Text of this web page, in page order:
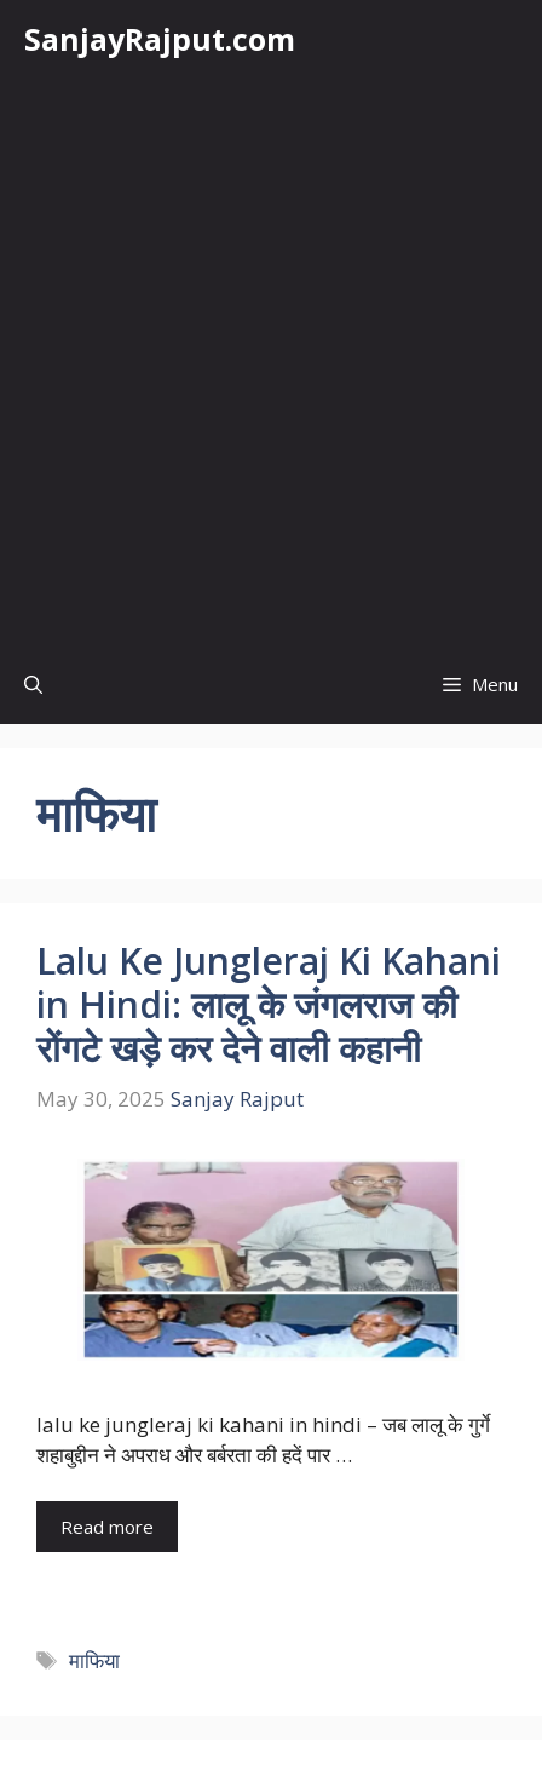
SanjayRajput.com
Menu
माफिया
Lalu Ke Jungleraj Ki Kahani
in Hindi: लालू के जंगलराज की
रोंगटे खड़े कर देने वाली कहानी
May 30, 2025 Sanjay Rajput
lalu ke jungleraj ki kahani in hindi – जब लालू के गुर्गे
शहाबुद्दीन ने अपराध और बर्बरता की हदें पार …
Read more
Tags
माफिया